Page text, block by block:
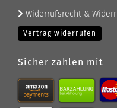
Widerrufsrecht &
Vertrag widerrufen
Sicher zahlen mit